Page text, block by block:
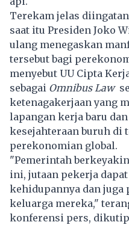
Terekam jelas
saat itu Presiden Joko
ulang menegaskan
tersebut bagi
menyebut UU Cipta
sebagai Omnibus Law
ketenagakerjaan yang
lapangan kerja baru
kesejahteraan buruh di
perekonomian global.
"Pemerintah
ini, jutaan pekerja
kehidupannya dan juga
keluarga mereka,"
konferensi pers, dikutip